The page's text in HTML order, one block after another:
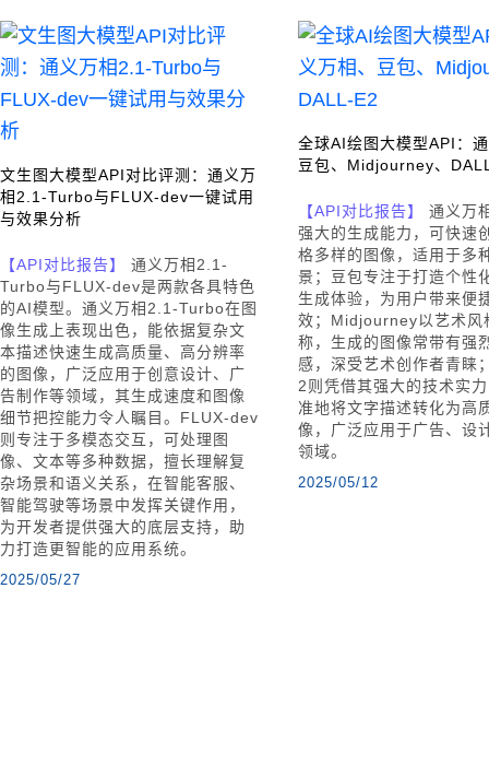
文生图大模型API对比评测：通义万
相2.1-Turbo与FLUX-dev一键试用
与效果分析
【API对比报告】
通义万相2.1-
Turbo与FLUX-dev是两款各具特色
的AI模型。通义万相2.1-Turbo在图
像生成上表现出色，能依据复杂文
本描述快速生成高质量、高分辨率
的图像，广泛应用于创意设计、广
告制作等领域，其生成速度和图像
细节把控能力令人瞩目。FLUX-dev
则专注于多模态交互，可处理图
像、文本等多种数据，擅长理解复
杂场景和语义关系，在智能客服、
智能驾驶等场景中发挥关键作用，
为开发者提供强大的底层支持，助
力打造更智能的应用系统。
2025/05/27
全球AI绘图大模型API：
豆包、Midjourney、
【API对比报告】
通义万
强大的生成能力，可快速
格多样的图像，适用于多
景；豆包专注于打造个性
生成体验，为用户带来便
效；Midjourney以艺术风
称，生成的图像常带有强
感，深受艺术创作者青睐
2则凭借其强大的技术实
准地将文字描述转化为高
像，广泛应用于广告、设
领域。
2025/05/12